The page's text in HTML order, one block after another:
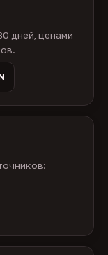
дней, ценами